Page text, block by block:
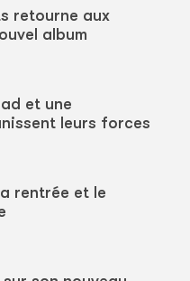
retourne aux
album
et une
leurs forces
rentrée et le